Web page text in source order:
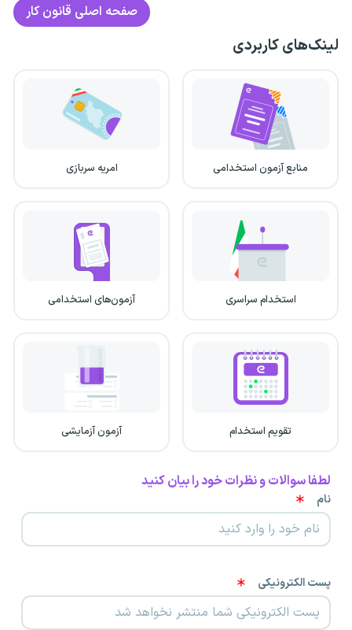
صفحه اصلی قانون کار
لینک‌های کاربردی
منابع آزمون استخدامی امریه سربازی
استخدام سراسری آزمون‌های استخدامی
تقویم استخدام آزمون آزمایشی
لطفا سوالات و نظرات خود را بیان کنید
نام
پست الکترونیکی